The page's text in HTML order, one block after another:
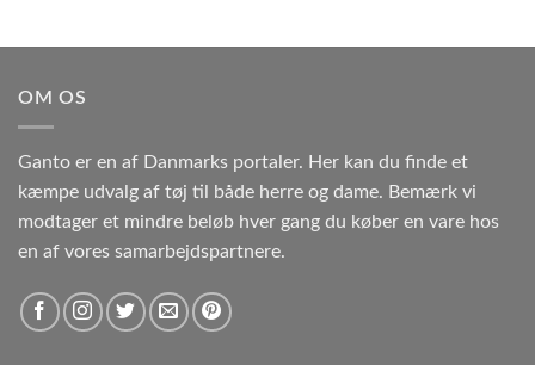
OM OS
Ganto er en af Danmarks portaler. Her kan du finde et
kæmpe udvalg af tøj til både herre og dame. Bemærk vi
modtager et mindre beløb hver gang du køber en vare hos
en af vores samarbejdspartnere.